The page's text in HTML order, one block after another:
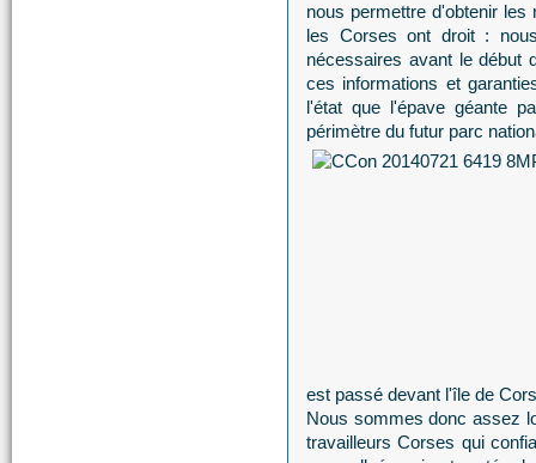
nous permettre d'obtenir
les Corses ont droit :
nécessaires avant le début
ces informations et
l'état que l'épave géante
périmètre du futur parc
est passé devant l'île de
Nous sommes donc assez
travailleurs Corses qui